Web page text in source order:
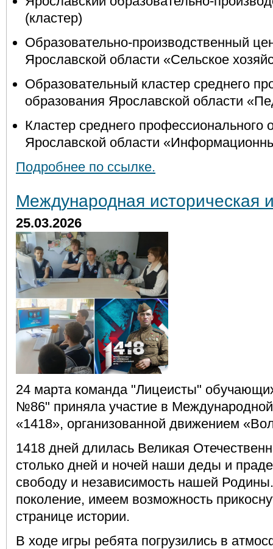
(кластер)
Образовательно-производственный
Ярославской области «Сельское
Образовательный кластер среднего
образования Ярославской области
Кластер среднего профессионального
Ярославской области
Подробнее по ссылке.
Международная историческая
25.03.2026
24 марта команда "Лицеисты"
№86" приняла участие в Международной
«1418», организованной движением
1418 дней длилась Великая
столько дней и ночей наши деды и
свободу и независимость нашей
поколение, имеем возможность
странице истории.
В ходе игры ребята погрузились в